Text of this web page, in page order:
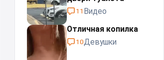
11 Видео
Отличная копилка
10Девушки